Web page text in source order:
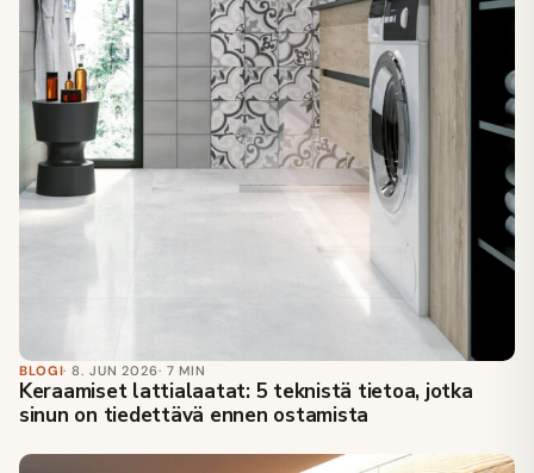
BLOGI· 8. JUN 2026· 7 MIN
Keraamiset lattialaatat: 5 teknistä tietoa, jotka
sinun on tiedettävä ennen ostamista